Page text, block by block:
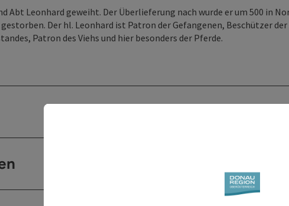
Abt Leonhard geweiht. Der Überlieferung nach wurde er um 500 in
Der hl. Leonhard ist Patron der Gefangenen, Beschützer der
Patron des Viehs und hier besonders der Pferde.